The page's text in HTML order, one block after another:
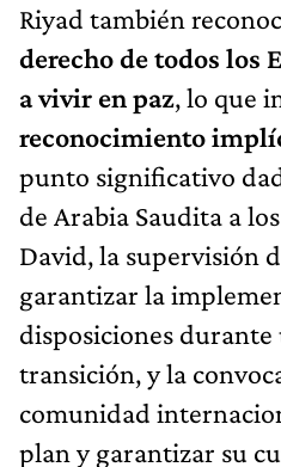
Riyad también
derecho de todos los
a vivir en paz, lo que
reconocimiento
punto significativo
de Arabia Saudita a
David, la supervisión
garantizar la
disposiciones
transición, y la
comunidad
plan y garantizar su